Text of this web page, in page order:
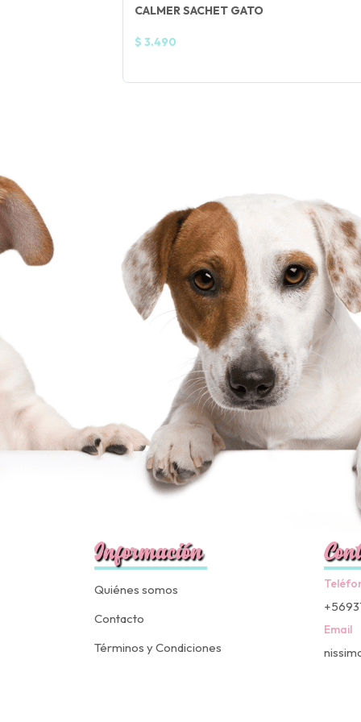
CALMER SACHET GATO
$ 3.490
Información
Quiénes somos
Contacto
Términos y Condiciones
Email